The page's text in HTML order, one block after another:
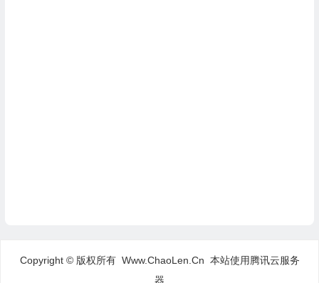
Copyright © 版权所有 Www.ChaoLen.Cn 本站使用腾讯云服务
器